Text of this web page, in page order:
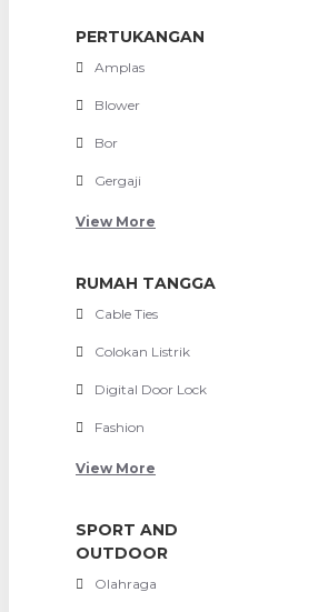
PERTUKANGAN
Amplas
Blower
Bor
Gergaji
View More
RUMAH TANGGA
Cable Ties
Colokan Listrik
Digital Door Lock
Fashion
View More
SPORT AND
OUTDOOR
Olahraga